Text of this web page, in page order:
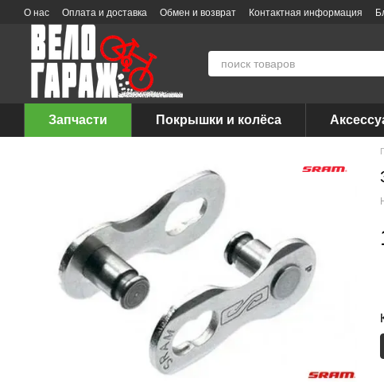
Перейти к основному контенту
О нас Оплата и доставка Обмен и возврат Контактная информация
Запчасти Покрышки и колёса